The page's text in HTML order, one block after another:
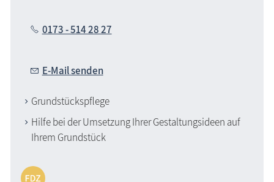
0173 - 514 28 27
E-Mail senden
Grundstückspflege
Hilfe bei der Umsetzung Ihrer Gestaltungsideen auf
Ihrem Grundstück